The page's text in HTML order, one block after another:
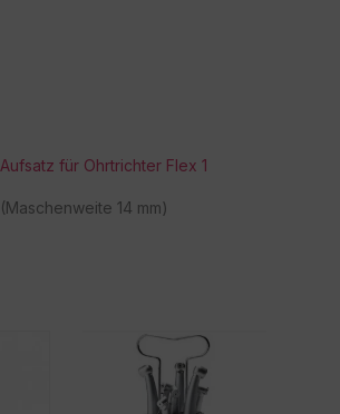
Aufsatz für Ohrtrichter Flex 1
(Maschenweite 14 mm)